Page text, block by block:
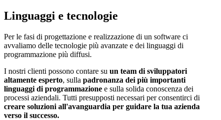
Linguaggi e tecnologie
Per le fasi di progettazione e realizzazione di un software ci
avvaliamo delle tecnologie più avanzate e dei linguaggi di
programmazione più diffusi.
I nostri clienti possono contare su un team di sviluppatori
altamente esperto, sulla padronanza dei più importanti
linguaggi di programmazione e sulla solida conoscenza dei
processi aziendali. Tutti presupposti necessari per consentirci di
creare soluzioni all'avanguardia per guidare la tua azienda
verso il successo.